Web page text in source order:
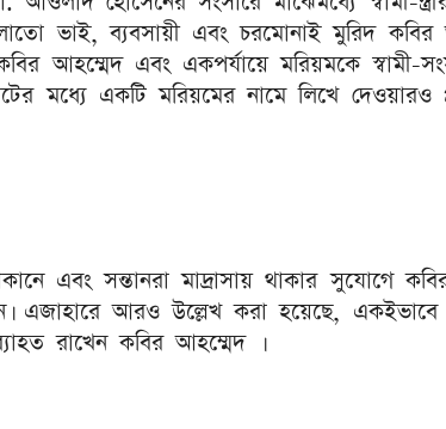
ভাই, ব্যবসায়ী এবং চরমোনাই মুরিদ কবির
আহম্মেদ এবং একপর্যায়ে মরিয়মকে স্বামী-
মধ্যে একটি মরিয়মের নামে লিখে দেওয়ারও
এবং সন্তানরা মাদ্রাসায় থাকার সুযোগে
এজাহারে আরও উল্লেখ করা হয়েছে, একইভাবে
রাখেন কবির আহম্মেদ ।